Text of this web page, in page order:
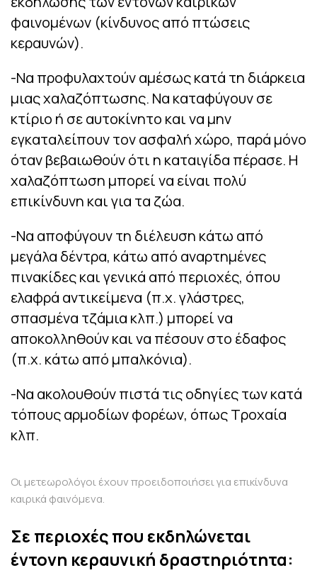
φαινομένων (κίνδυνος από πτώσεις
κεραυνών).
-Να προφυλαχτούν αμέσως κατά τη διάρκεια
μιας χαλαζόπτωσης. Να καταφύγουν σε
κτίριο ή σε αυτοκίνητο και να μην
εγκαταλείπουν τον ασφαλή χώρο, παρά μόνο
όταν βεβαιωθούν ότι η καταιγίδα πέρασε. Η
χαλαζόπτωση μπορεί να είναι πολύ
επικίνδυνη και για τα ζώα.
-Να αποφύγουν τη διέλευση κάτω από
μεγάλα δέντρα, κάτω από αναρτημένες
πινακίδες και γενικά από περιοχές, όπου
ελαφρά αντικείμενα (π.χ. γλάστρες,
σπασμένα τζάμια κλπ.) μπορεί να
αποκολληθούν και να πέσουν στο έδαφος
(π.χ. κάτω από μπαλκόνια).
-Να ακολουθούν πιστά τις οδηγίες των κατά
τόπους αρμοδίων φορέων, όπως Τροχαία
κλπ.
Οι μετεωρολόγοι έχουν προειδοποιήσει για επικίνδυνα
καιρικά φαινόμενα.
Σε περιοχές που εκδηλώνεται
έντονη κεραυνική δραστηριότητα: